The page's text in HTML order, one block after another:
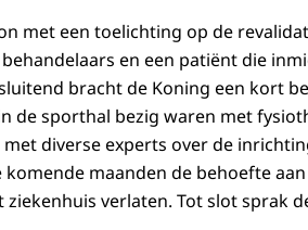
met een toelichting op de
en een patiënt die
bracht de Koning een kort
de sporthal bezig waren met
diverse experts over de
maanden de behoefte
ziekenhuis verlaten. Tot slot sprak